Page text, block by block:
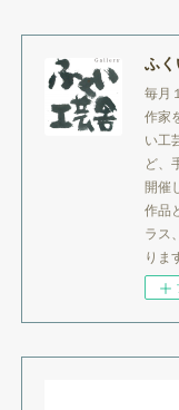
ふ
毎月
作家
い工
ど、
開催
作品
ラス
りま